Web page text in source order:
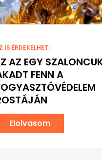
IS ÉRDEKELHET:
AZ EGY
FENN A
Elolvasom